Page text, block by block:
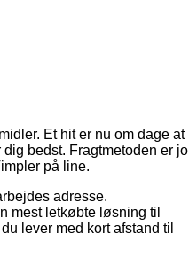
Et hit er nu om dage at
bedst. Fragtmetoden er jo
på line.
adresse.
mest letkøbte løsning til
lever med kort afstand til